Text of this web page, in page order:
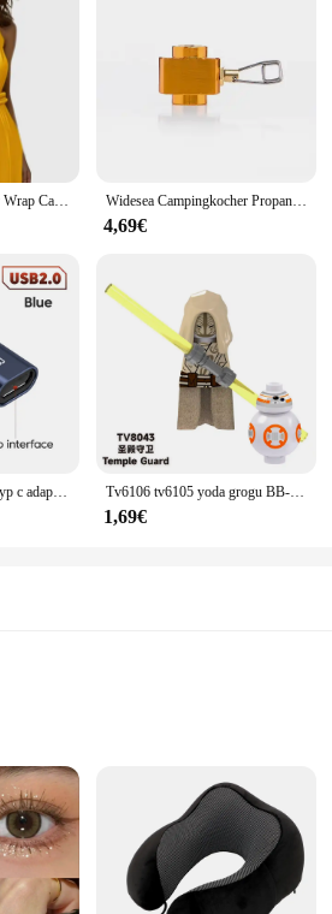
alike. This set is designed to provide you
are vibrant and long-lasting, while the
eye shadow and lash combinations are
longevity of your eye makeup, ensuring that
shades, ensuring that you can create a look
The intermediary layer is a game-
your skills but also provide you with
Sexy Frauen Multiway Wrap Cabrio Boho Maxi Club Rotes Kleid Verband Langes Kleid Party Brautjungfern Infinity Robe Longue Femme Widesea Campingkocher Propan Nachfülladapter Gasbrenner Gasfüllung Butan Zylinder Tank LPG Saver Campingausrüstung
4,69€
Toocki otg usb 3,0 zu typ c adapter micro to typ c männlich zu usb 2,0 weiblich konverter für macbook xiaomi samsung otg stecker Tv6106 tv6105 yoda grogu BB-8 luke skywalker bausteine palpatine ziegel ahsoka tano figur C-3PO tempel wächter figuren spielzeug
1,69€
Whether you're dressing up for a night
that it's not only functional but also a
you can create multiple looks without running